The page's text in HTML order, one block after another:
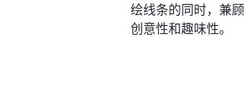
绘线条的同时，兼顾
创意性和趣味性。